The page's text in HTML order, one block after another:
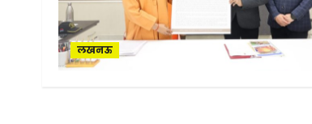
लखनऊ